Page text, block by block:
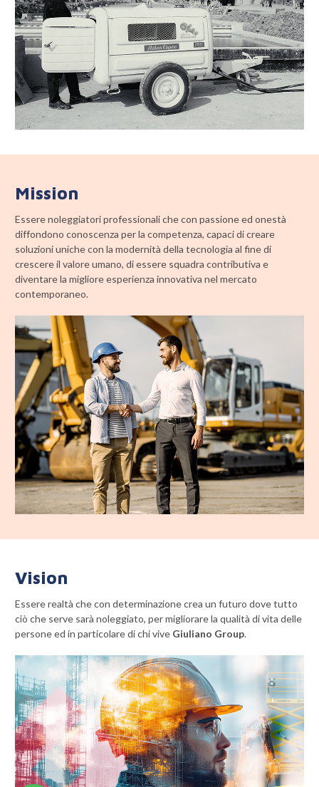
Mission
Essere noleggiatori professionali che con passione ed onestà
diffondono conoscenza per la competenza, capaci di creare
soluzioni uniche con la modernità della tecnologia al fine di
crescere il valore umano, di essere squadra contributiva e
diventare la migliore esperienza innovativa nel mercato
contemporaneo.
Vision
Essere realtà che con determinazione crea un futuro dove tutto
ciò che serve sarà noleggiato, per migliorare la qualità di vita delle
persone ed in particolare di chi vive Giuliano Group.